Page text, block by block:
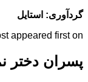
گردآوری: استایل
appeared first on .
پسران دختر